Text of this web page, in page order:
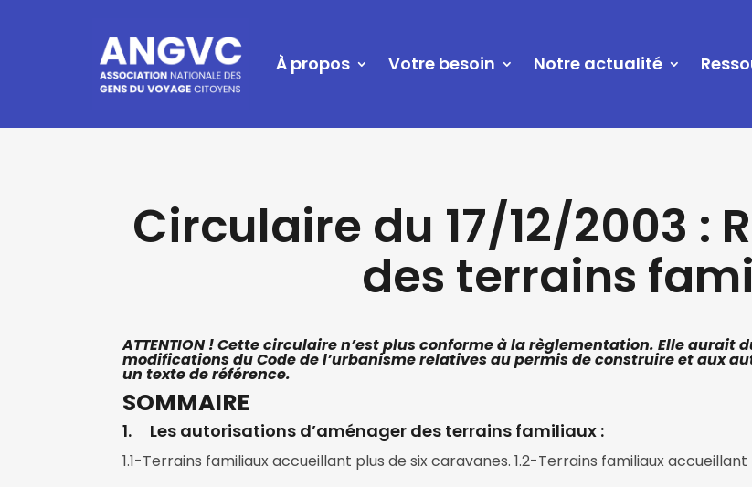
À propos Votre besoin Notre actualité
Circulaire du 17/12/2003 :
des terrains
ATTENTION ! Cette circulaire n’est plus conforme à la règlementation. Elle aurait
modifications du Code de l’urbanisme relatives au permis de construire et aux
un texte de référence.
SOMMAIRE
1. Les autorisations d’aménager des terrains familiaux :
1.1-Terrains familiaux accueillant plus de six caravanes. 1.2-Terrains familiaux